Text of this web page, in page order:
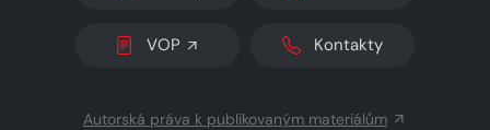
VOP Kontakty
Autorská práva k publikovaným materiálům